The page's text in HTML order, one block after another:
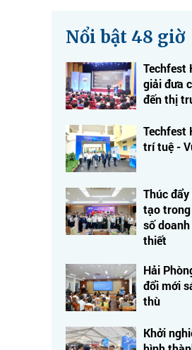
Nổi bật 48 giờ
Techfest
giải đưa
đến thị
Techfest
trí tuệ -
Thúc
tạo trong
số
thiết
Hải
đổi mới
thù
Khởi